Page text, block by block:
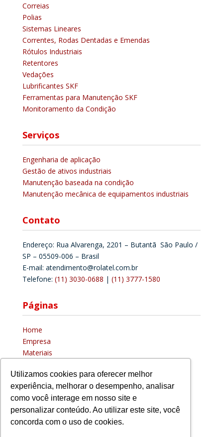
Utilizamos cookies para oferecer melhor
experiência, melhorar o desempenho, analisar
como você interage em nosso site e
personalizar conteúdo. Ao utilizar este site, você
concorda com o uso de cookies.
Correias
Polias
Sistemas Lineares
Correntes, Rodas Dentadas e Emendas
Rótulos Industriais
Retentores
Vedações
Lubrificantes SKF
Ferramentas para Manutenção SKF
Monitoramento da Condição
Serviços
Engenharia de aplicação
Gestão de ativos industriais
Manutenção baseada na condição
Manutenção mecânica de equipamentos industriais
Contato
Endereço: Rua Alvarenga, 2201 – Butantã São Paulo /
SP – 05509-006 – Brasil
E-mail: atendimento@rolatel.com.br
Telefone: (11) 3030-0688 | (11) 3777-1580
Páginas
Home
Empresa
Materiais
Blog
Contato
Trabalhe conosco
Solicite uma cotação
Política de privacidade